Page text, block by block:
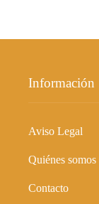
Información
Aviso Legal
Quiénes somos
Contacto